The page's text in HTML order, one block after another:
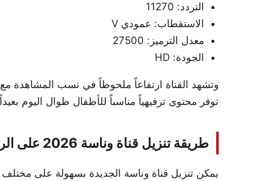
التردد: 11270
الاستقطاب: عمودي V
معدل الترميز: 27500
الجودة: HD
وتشهد القناة ارتفاعاً ملحوظاً في نسب المشاهدة
توفر محتوى ترفيهياً مناسباً للأطفال طوال اليوم
طريقة تنزيل قناة وناسة 2026 على الرسيفر خطوة بخطوة
يمكن تنزيل قناة وناسة الجديدة بسهولة على